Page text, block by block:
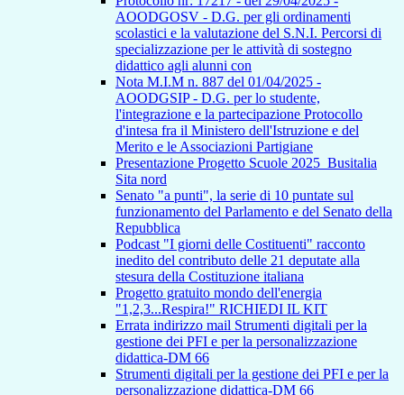
AOODGOSV - D.G. per gli ordinamenti
scolastici e la valutazione del S.N.I. Percorsi di
specializzazione per le attività di sostegno
didattico agli alunni con
Nota M.I.M n. 887 del 01/04/2025 -
AOODGSIP - D.G. per lo studente,
l'integrazione e la partecipazione Protocollo
d'intesa fra il Ministero dell'Istruzione e del
Merito e le Associazioni Partigiane
Presentazione Progetto Scuole 2025_Busitalia
Sita nord
Senato "a punti", la serie di 10 puntate sul
funzionamento del Parlamento e del Senato della
Repubblica
Podcast "I giorni delle Costituenti" racconto
inedito del contributo delle 21 deputate alla
stesura della Costituzione italiana
Progetto gratuito mondo dell'energia
"1,2,3...Respira!" RICHIEDI IL KIT
Errata indirizzo mail Strumenti digitali per la
gestione dei PFI e per la personalizzazione
didattica-DM 66
Strumenti digitali per la gestione dei PFI e per la
personalizzazione didattica-DM 66